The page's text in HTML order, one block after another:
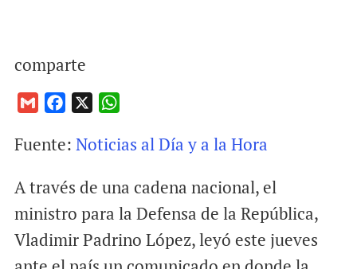
comparte
a
l
c
b
k
a
s
A
p
Fuente: Noticias al Día y a la Hora
A través de una cadena nacional, el
ministro para la Defensa de la República,
Vladimir Padrino López, leyó este jueves